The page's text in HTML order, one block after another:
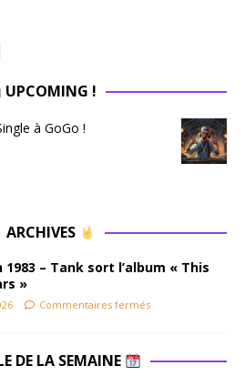
UPCOMING !
à GoGo !
ARCHIVES
1983 – Tank sort l’album « This
»
Commentaires fermés
DE LA SEMAINE